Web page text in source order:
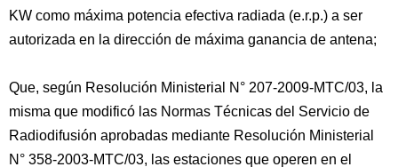
KW como máxima potencia efectiva radiada (e.r.p.) a ser
autorizada en la dirección de máxima ganancia de antena;
Que, según Resolución Ministerial N° 207-2009-MTC/03, la
misma que modificó las Normas Técnicas del Servicio de
Radiodifusión aprobadas mediante Resolución Ministerial
N° 358-2003-MTC/03, las estaciones que operen en el